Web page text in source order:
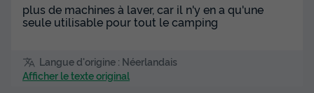
plus de machines à laver, car il n'y en a qu'une
seule utilisable pour tout le camping
Langue d'origine : Néerlandais
Afficher le texte original